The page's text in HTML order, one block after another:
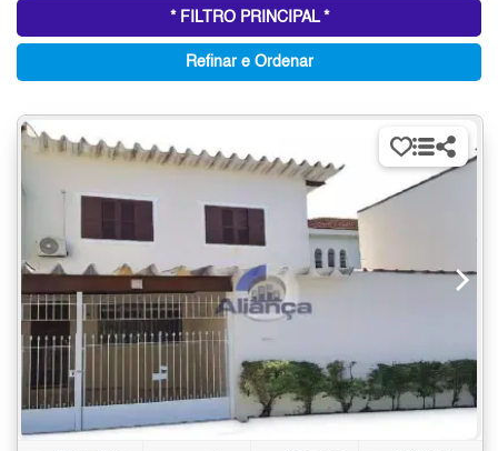
* FILTRO PRINCIPAL *
Refinar e Ordenar